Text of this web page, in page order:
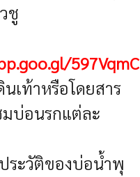
ชู
เท้าหรือโดยสาร
บ่อนรกแต่ละ
ประวัติของบ่อน้ำพุ